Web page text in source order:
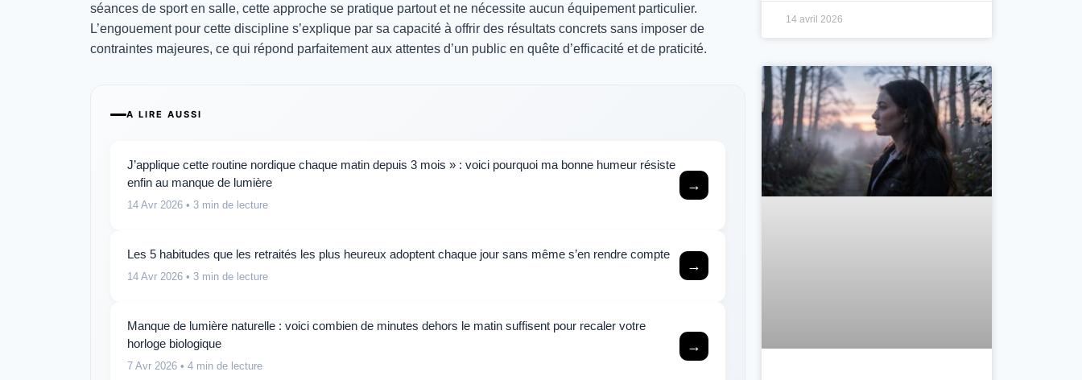
14 avril 2026
séances de sport en salle, cette approche se pratique partout et ne nécessite aucun équipement particulier.
L’engouement pour cette discipline s’explique par sa capacité à offrir des résultats concrets sans imposer de
contraintes majeures, ce qui répond parfaitement aux attentes d’un public en quête d’efficacité et de praticité.
A LIRE AUSSI
J’applique cette routine nordique chaque matin depuis 3 mois » : voici pourquoi ma bonne humeur résiste
enfin au manque de lumière
14 Avr 2026 • 3 min de lecture
→
Les 5 habitudes que les retraités les plus heureux adoptent chaque jour sans même s’en rendre compte
14 Avr 2026 • 3 min de lecture
→
Manque de lumière naturelle : voici combien de minutes dehors le matin suffisent pour recaler votre
horloge biologique
7 Avr 2026 • 4 min de lecture
→